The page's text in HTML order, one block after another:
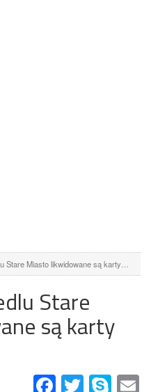
Stare Miasto likwidowane są karty…
Stare
są karty
FacebookTwitter Skype